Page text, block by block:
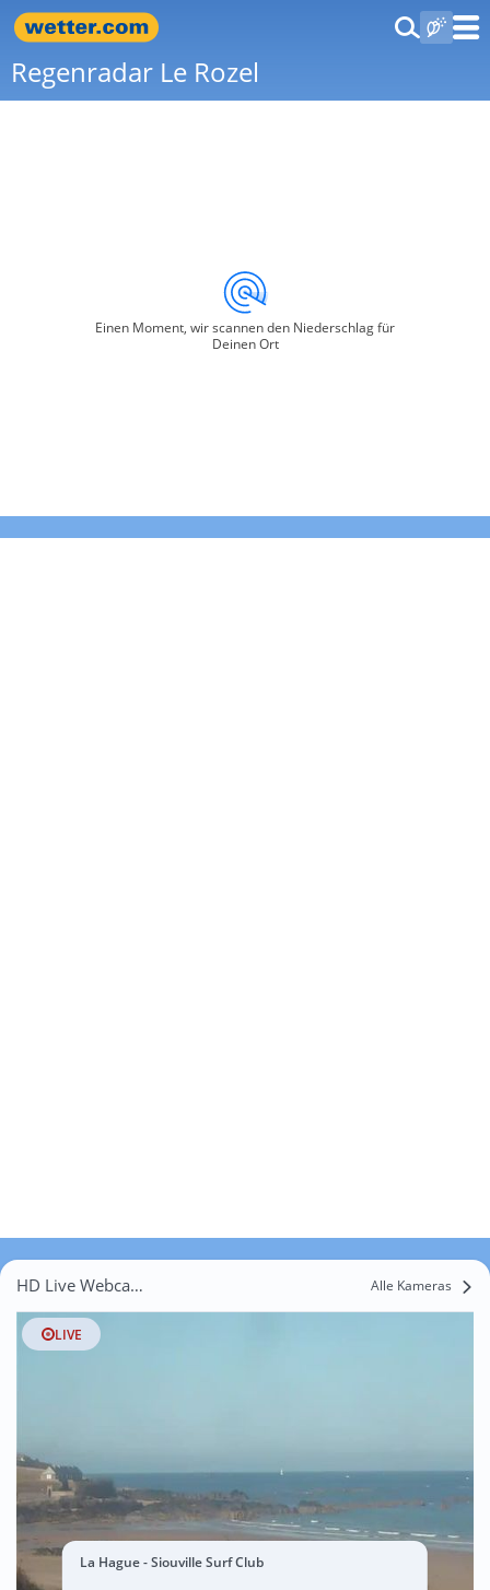
Regenradar Le Rozel
Einen Moment, wir scannen den Niederschlag für
Deinen Ort
HD Live Webcams Le Rozel Alle Kameras
LIVE
La Hague - Siouville Surf Club